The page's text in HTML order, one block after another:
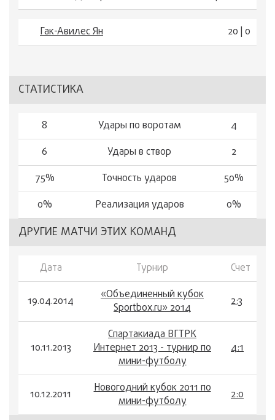
Гак-Авилес Ян 20 | 0
СТАТИСТИКА
8 Удары по воротам
4
6
Удары в створ
2
75%
Точность ударов
50%
0%
Реализация ударов 0%
ДРУГИЕ МАТЧИ ЭТИХ КОМАНД
Дата Турнир Счет
19.04.2014
«Объединенный кубок
Sportbox.ru» 2014
2:3
10.11.2013
Спартакиада ВГТРК
Интернет 2013 - турнир по
мини-футболу
4:1
10.12.2011
Новогодний кубок 2011 по
мини-футболу
2:0